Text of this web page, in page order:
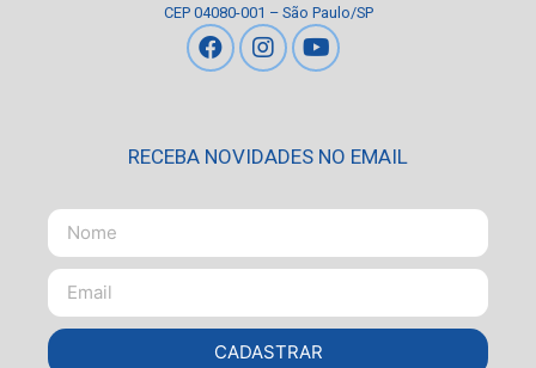
CEP 04080-001 – São Paulo/SP
RECEBA NOVIDADES NO EMAIL
CADASTRAR